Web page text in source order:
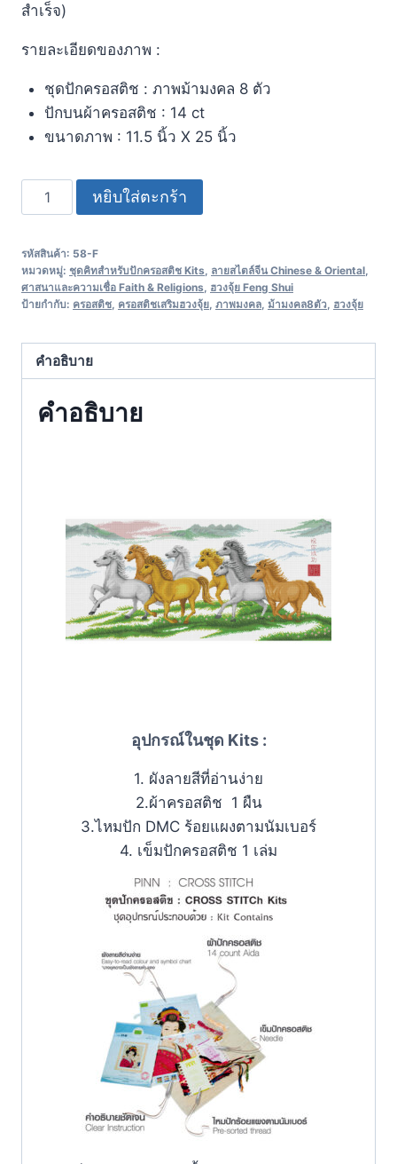
สำเร็จ)
รายละเอียดของภาพ :
ชุดปักครอสติช : ภาพม้ามงคล 8 ตัว
ปักบนผ้าครอสติช : 14 ct
ขนาดภาพ : 11.5 นิ้ว X 25 นิ้ว
หยิบใส่ตะกร้า
รหัสสินค้า: 58-F
หมวดหมู่: ชุดคิทสำหรับปักครอสติช Kits ลายสไตล์จีน Chinese & Oriental
ศาสนาและความเชื่อ Faith & Religions ฮวงจุ้ย Feng Shui
ป้ายกำกับ: ครอสติช ครอสติชเสริมฮวงจุ้ย ภาพมงคล ม้ามงคล8ตัว ฮวงจุ้ย
คำอธิบาย
คำอธิบาย
อุปกรณ์ในชุด Kits :
1. ผังลายสีที่อ่านง่าย
2.ผ้าครอสติช 1 ผืน
3.ไหมปัก DMC ร้อยแผงตามนัมเบอร์
4. เข็มปักครอสติช 1 เล่ม